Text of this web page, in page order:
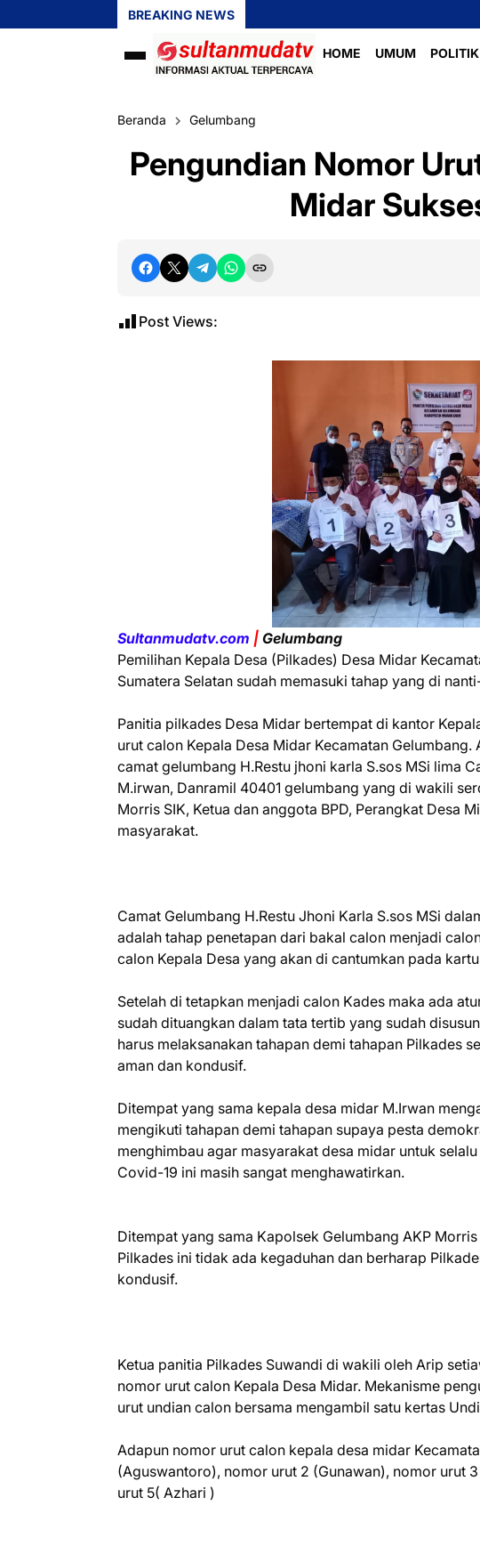
BREAKING NEWS
HOME UMUM POLITIK
Beranda Gelumbang
Pengundian Nomor
Midar
Post Views:
Sultanmudatv.com | Gelumbang
Pemilihan Kepala Desa (Pilkades) Desa Midar
Sumatera Selatan sudah memasuki tahap yang di
Panitia pilkades Desa Midar bertempat di kantor
urut calon Kepala Desa Midar Kecamatan
camat gelumbang H.Restu jhoni karla S.sos MSi lima
M.irwan, Danramil 40401 gelumbang yang di wakili
Morris SIK, Ketua dan anggota BPD, Perangkat Desa
masyarakat.
Camat Gelumbang H.Restu Jhoni Karla S.sos MSi
adalah tahap penetapan dari bakal calon menjadi
calon Kepala Desa yang akan di cantumkan pada
Setelah di tetapkan menjadi calon Kades maka ada
sudah dituangkan dalam tata tertib yang sudah
harus melaksanakan tahapan demi tahapan Pilkades
aman dan kondusif.
Ditempat yang sama kepala desa midar M.Irwan
mengikuti tahapan demi tahapan supaya pesta
menghimbau agar masyarakat desa midar untuk
Covid-19 ini masih sangat menghawatirkan.
Ditempat yang sama Kapolsek Gelumbang AKP
Pilkades ini tidak ada kegaduhan dan berharap
kondusif.
Ketua panitia Pilkades Suwandi di wakili oleh Arip
nomor urut calon Kepala Desa Midar. Mekanisme
urut undian calon bersama mengambil satu kertas
Adapun nomor urut calon kepala desa midar
(Aguswantoro), nomor urut 2 (Gunawan), nomor urut
urut 5( Azhari )